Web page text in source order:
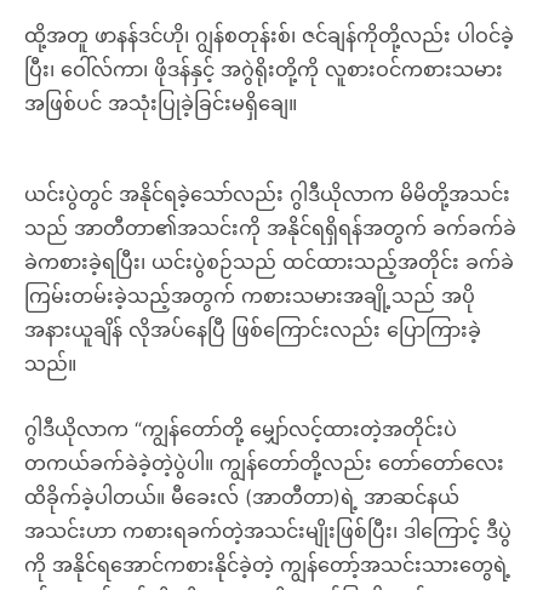
ထို့အတူ ဖာနန်ဒင်ဟို၊ ဂျွန်စတုန်းစ်၊ ဇင်ချန်ကိုတို့လည်း ပါဝင်ခဲ့
ပြီး၊ ဝေါ်လ်ကာ၊ ဖိုဒန်နှင့် အဂွဲရိုးတို့ကို လူစားဝင်ကစားသမား
အဖြစ်ပင် အသုံးပြုခဲ့ခြင်းမရှိချေ။
ယင်းပွဲတွင် အနိုင်ရခဲ့သော်လည်း ဂွါဒီယိုလာက မိမိတို့အသင်း
သည် အာတီတာ၏အသင်းကို အနိုင်ရရှိရန်အတွက် ခက်ခက်ခဲ
ခဲကစားခဲ့ရပြီး၊ ယင်းပွဲစဉ်သည် ထင်ထားသည့်အတိုင်း ခက်ခဲ
ကြမ်းတမ်းခဲ့သည့်အတွက် ကစားသမားအချို့သည် အပို
အနားယူချိန် လိုအပ်နေပြီ ဖြစ်ကြောင်းလည်း ပြောကြားခဲ့
သည်။
ဂွါဒီယိုလာက “ကျွန်တော်တို့ မျှော်လင့်ထားတဲ့အတိုင်းပဲ
တကယ်ခက်ခဲခဲ့တဲ့ပွဲပါ။ ကျွန်တော်တို့လည်း တော်တော်လေး
ထိခိုက်ခဲ့ပါတယ်။ မီခေးလ် (အာတီတာ)ရဲ့ အာဆင်နယ်
အသင်းဟာ ကစားရခက်တဲ့အသင်းမျိုးဖြစ်ပြီး၊ ဒါကြောင့် ဒီပွဲ
ကို အနိုင်ရအောင်ကစားနိုင်ခဲ့တဲ့ ကျွန်တော့်အသင်းသားတွေရဲ့